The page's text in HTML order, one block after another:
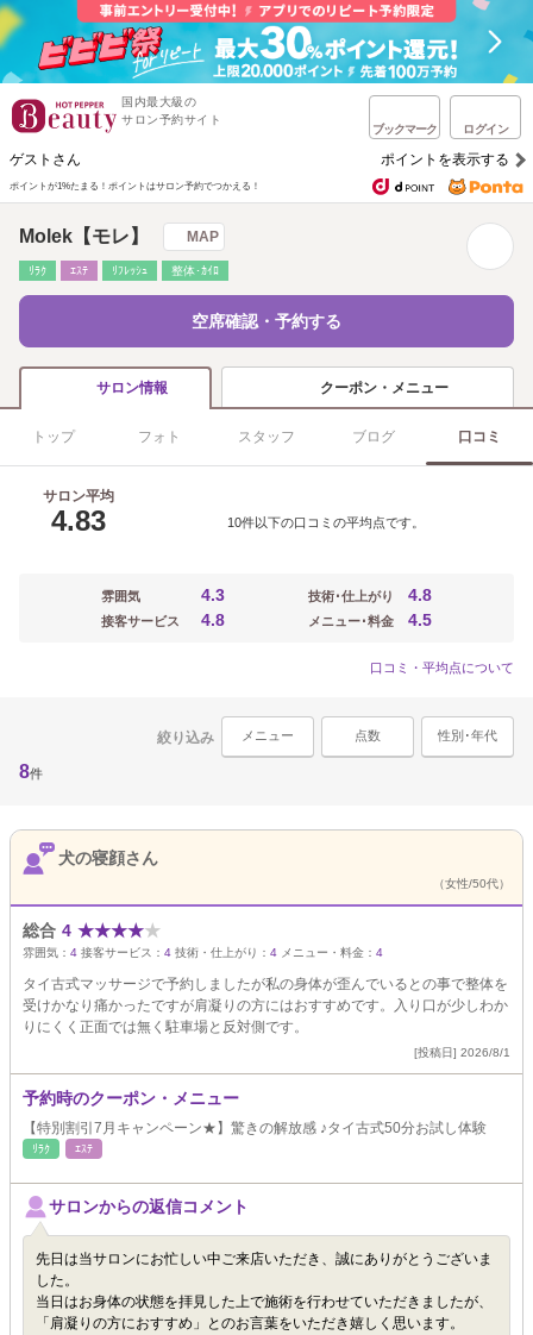
国内最大級の
サロン予約サイト
ブックマーク ログイン
ゲストさん ポイントを表示する
ポイントが1%たまる！ ポイントはサロン予約でつかえる！
Molek【モレ】 MAP
ﾘﾗｸ ｴｽﾃ ﾘﾌﾚｯｼｭ 整体･ｶｲﾛ
空席確認・予約する
サロン情報 クーポン・メニュー
トップ フォト スタッフ ブログ 口コミ
サロン平均
4.83 10件以下の口コミの平均点です。
雰囲気 4.3
接客サービス 4.8
技術･仕上がり 4.8
メニュー･料金 4.5
口コミ・平均点について
絞り込み メニュー 点数 性別･年代
8件
犬の寝顔さん
（女性/50代）
総合 4 ★★★★★
雰囲気： 4 接客サービス： 4 技術・仕上がり： 4 メニュー・料金： 4
タイ古式マッサージで予約しましたが私の身体が歪んでいるとの事で整体を
受けかなり痛かったですが肩凝りの方にはおすすめです。入り口が少しわか
りにくく正面では無く駐車場と反対側です。
[投稿日] 2026/8/1
予約時のクーポン・メニュー
【特別割引7月キャンペーン★】驚きの解放感 ♪タイ古式50分お試し体験
ﾘﾗｸ ｴｽﾃ
サロンからの返信コメント
先日は当サロンにお忙しい中ご来店いただき、誠にありがとうございま
した。
当日はお身体の状態を拝見した上で施術を行わせていただきましたが、
「肩凝りの方におすすめ」とのお言葉をいただき嬉しく思います。